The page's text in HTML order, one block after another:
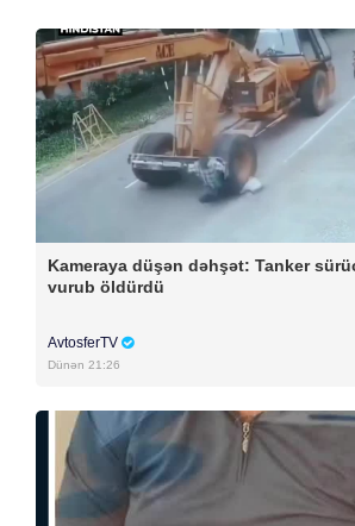
Kameraya düşən dəhşət: Tanker
vurub öldürdü
AvtosferTV
Dünən 21:26